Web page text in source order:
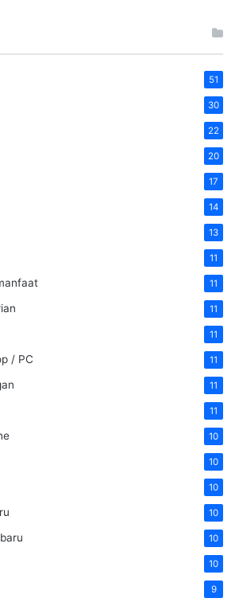
51
30
22
20
17
14
13
11
11
11
11
/ PC 11
11
11
10
10
10
10
10
10
9